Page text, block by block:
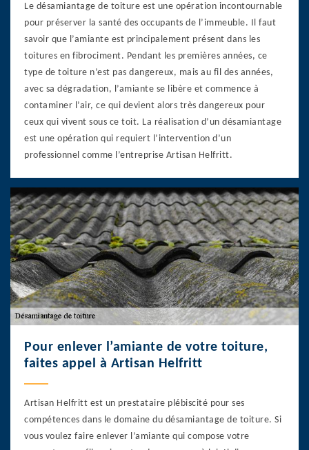
Le désamiantage de toiture est une opération incontournable
pour préserver la santé des occupants de l’immeuble. Il faut
savoir que l’amiante est principalement présent dans les
toitures en fibrociment. Pendant les premières années, ce
type de toiture n’est pas dangereux, mais au fil des années,
avec sa dégradation, l’amiante se libère et commence à
contaminer l’air, ce qui devient alors très dangereux pour
ceux qui vivent sous ce toit. La réalisation d’un désamiantage
est une opération qui requiert l’intervention d’un
professionnel comme l’entreprise Artisan Helfritt.
Pour enlever l’amiante de votre toiture,
faites appel à Artisan Helfritt
Artisan Helfritt est un prestataire plébiscité pour ses
compétences dans le domaine du désamiantage de toiture. Si
vous voulez faire enlever l’amiante qui compose votre